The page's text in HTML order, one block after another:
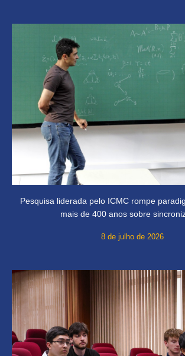
Pesquisa liderada pelo ICMC rompe
mais de 400 anos sobre
8 de julho de 2026